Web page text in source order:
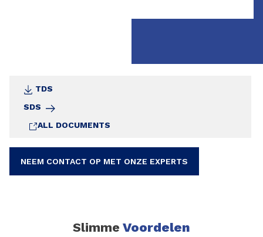
TDS
SDS
ALL DOCUMENTS
NEEM CONTACT OP MET ONZE EXPERTS
Slimme Voordelen